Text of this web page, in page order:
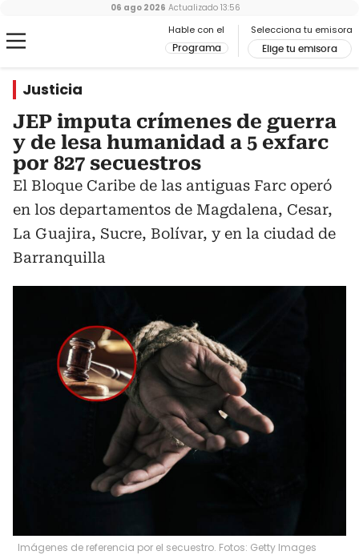
Hable con el
Programa
Selecciona tu emisora
Elige tu emisora
06 ago 2026 Actualizado 13:56
Justicia
JEP imputa crímenes de guerra
y de lesa humanidad a 5 exfarc
por 827 secuestros
El Bloque Caribe de las antiguas Farc operó
en los departamentos de Magdalena, Cesar,
La Guajira, Sucre, Bolívar, y en la ciudad de
Barranquilla
Imágenes de referencia por el secuestro. Fotos: Getty Images